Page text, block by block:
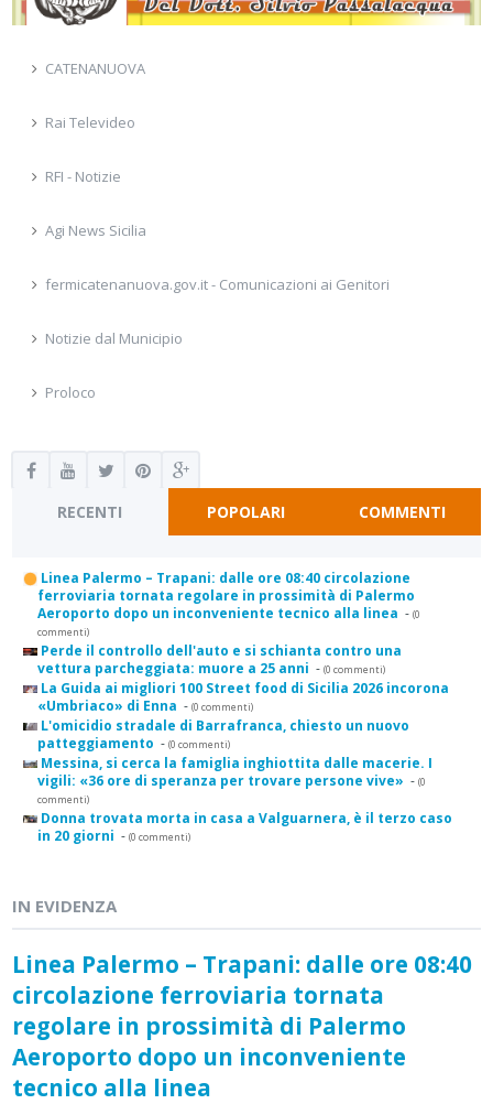
CATENANUOVA
Rai Televideo
RFI - Notizie
Agi News Sicilia
fermicatenanuova.gov.it - Comunicazioni ai Genitori
Notizie dal Municipio
Proloco
RECENTI POPOLARI COMMENTI
Linea Palermo – Trapani: dalle ore 08:40 circolazione
ferroviaria tornata regolare in prossimità di Palermo
Aeroporto dopo un inconveniente tecnico alla linea - (0
commenti)
Perde il controllo dell'auto e si schianta contro una
vettura parcheggiata: muore a 25 anni - (0 commenti)
La Guida ai migliori 100 Street food di Sicilia 2026 incorona
«Umbriaco» di Enna - (0 commenti)
L'omicidio stradale di Barrafranca, chiesto un nuovo
patteggiamento - (0 commenti)
Messina, si cerca la famiglia inghiottita dalle macerie. I
vigili: «36 ore di speranza per trovare persone vive» - (0
commenti)
Donna trovata morta in casa a Valguarnera, è il terzo caso
in 20 giorni - (0 commenti)
IN EVIDENZA
Linea Palermo – Trapani: dalle ore 08:40
circolazione ferroviaria tornata
regolare in prossimità di Palermo
Aeroporto dopo un inconveniente
tecnico alla linea